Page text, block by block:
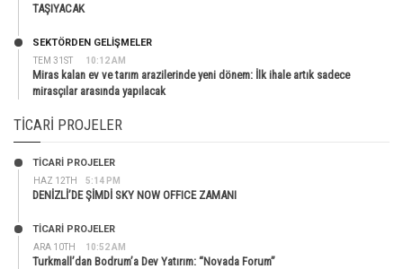
TAŞIYACAK
TEM 31ST 10:12 AM
SEKTÖRDEN GELIŞMELER
Miras kalan ev ve tarım arazilerinde yeni dönem: İlk ihale artık sadece
mirasçılar arasında yapılacak
TICARI PROJELER
HAZ 12TH 5:14 PM
TİCARİ PROJELER
DENİZLİ’DE ŞİMDİ SKY NOW OFFICE ZAMANI
ARA 10TH 10:52 AM
TİCARİ PROJELER
Turkmall’dan Bodrum’a Dev Yatırım: “Novada Forum”